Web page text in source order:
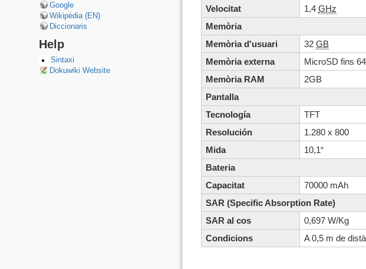
Google
Wikipèdia (EN)
Diccionaris
Help
Sintaxi
Dokuwiki Website
Velocitat
1,4GHz
Memòria
Memòria d'usuari
32GB
Memòria externa
MicroSD fins
Memòria RAM
2GB
Pantalla
Tecnología
TFT
Resolución
1.280 x 800
Mida
10,1“
Bateria
Capacitat
70000 mAh
SAR (Specific Absorption Rate)
SAR al cos
0,697 W/Kg
Condicions
A 0,5 m de